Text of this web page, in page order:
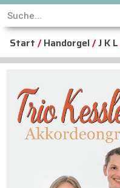
Start /Handorgel/J K L